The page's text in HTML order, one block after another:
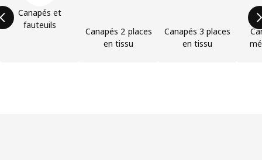
Canapés et
fauteuils
Canapés 2 places
en tissu
Canapés 3 places
en tissu